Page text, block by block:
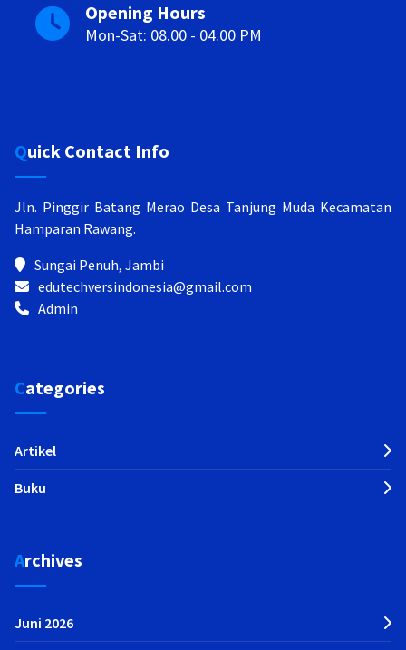
Opening Hours
Mon-Sat: 08.00 - 04.00 PM
Quick Contact Info
Jln. Pinggir Batang Merao Desa Tanjung Muda Kecamatan
Hamparan Rawang.
Sungai Penuh, Jambi
edutechversindonesia@gmail.com
Admin
Categories
Artikel
Buku
Archives
Juni 2026